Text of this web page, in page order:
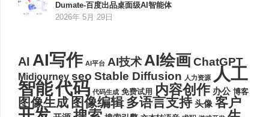
Dumate-百度出品桌面级AI智能体
2026年 5月 29日
AI AI写作 AI平台 AI技术AI绘画ChatGPT
Midjourney seo Stable Diffusion 人力资源 人工
智能代码 代码生成 免费试用 内容创作 办公 博客
图像生成 图像编辑 多语言支持 头像 客户